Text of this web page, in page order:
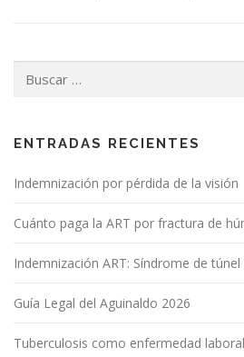
ENTRADAS RECIENTES
Indemnización por pérdida de la visión
Cuánto paga la ART por fractura de
Indemnización ART: Síndrome de
Guía Legal del Aguinaldo 2026
Tuberculosis como enfermedad laboral